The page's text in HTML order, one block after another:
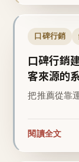
口碑行銷
口碑行銷
客來源的
把推薦從靠
閱讀全文